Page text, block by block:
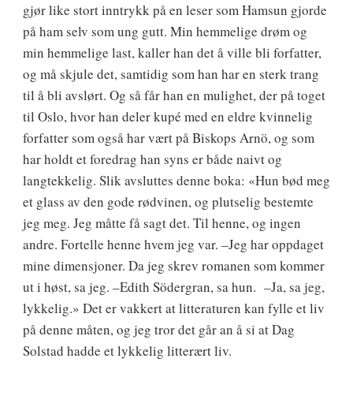
gjør like stort inntrykk på en leser som Hamsun gjorde
på ham selv som ung gutt. Min hemmelige drøm og
min hemmelige last, kaller han det å ville bli forfatter,
og må skjule det, samtidig som han har en sterk trang
til å bli avslørt. Og så får han en mulighet, der på toget
til Oslo, hvor han deler kupé med en eldre kvinnelig
forfatter som også har vært på Biskops Arnö, og som
har holdt et foredrag han syns er både naivt og
langtekkelig. Slik avsluttes denne boka: «Hun bød meg
et glass av den gode rødvinen, og plutselig bestemte
jeg meg. Jeg måtte få sagt det. Til henne, og ingen
andre. Fortelle henne hvem jeg var. –Jeg har oppdaget
mine dimensjoner. Da jeg skrev romanen som kommer
ut i høst, sa jeg. –Edith Södergran, sa hun. –Ja, sa jeg,
lykkelig.» Det er vakkert at litteraturen kan fylle et liv
på denne måten, og jeg tror det går an å si at Dag
Solstad hadde et lykkelig litterært liv.